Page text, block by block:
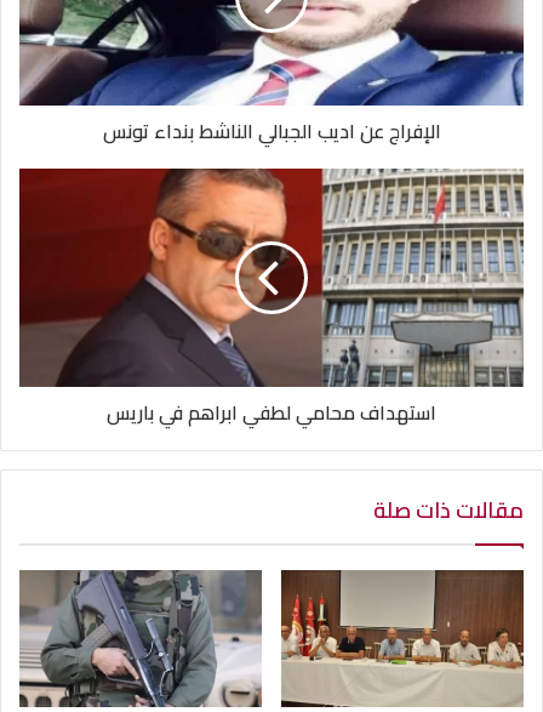
الإفراج عن اديب الجبالي الناشط بنداء تونس
استهداف محامي لطفي ابراهم في باريس
مقالات ذات صلة